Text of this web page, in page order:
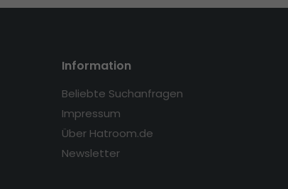
Information
Beliebte Suchanfragen
Impressum
Über Hatroom.de
Newsletter